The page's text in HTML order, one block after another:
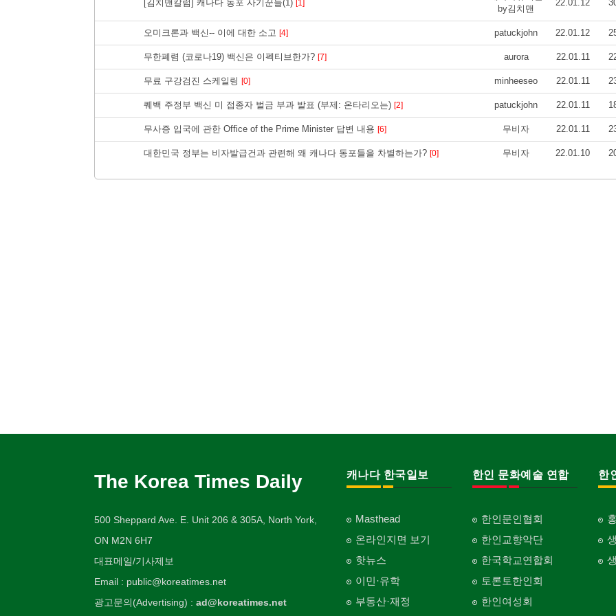
[김치맨칼럼] 캐나다 동포 사기꾼들(1) [1]
by김치맨
22.01.12
오미크론과 백신-- 이에 대한 소고 [4] patuckjohn 22.01.12
무한폐렴 (코로나19) 백신은 이펙티브한가? [7] aurora 22.01.11
무료 구강검진 스케일링 [0] minheeseo 22.01.11
퀘백 주정부 백신 미 접종자 벌금 부과 발표 (부제: 온타리오는) [2] patuckjohn 22.01.11
무사증 입국에 관한 Office of the Prime Minister 답변 내용 [6] 무비자 22.01.11
대한민국 정부는 비자발급건과 관련해 왜 캐나다 동포들을 차별하는가? [0] 무비자 22.01.10
The Korea Times Daily
500 Sheppard Ave. E. Unit 206 & 305A, North York,
ON M2N 6H7
대표메일/기사제보
Email : public@koreatimes.net
광고문의(Advertising) : ad@koreatimes.net
캐나다 한국일보
Masthead
온라인지면 보기
핫뉴스
이민·유학
부동산·재정
한인 문화예술 연합
한인문인협회
한인교향악단
한국학교연합회
토론토한인회
한인여성회
한